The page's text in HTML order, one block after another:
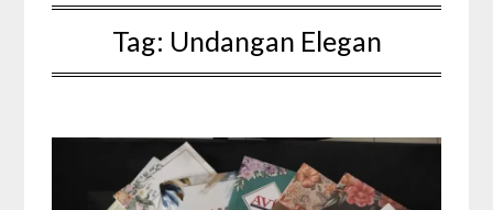
Tag: Undangan Elegan